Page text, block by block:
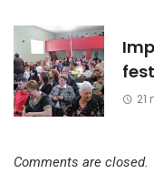
21
Comments are closed.